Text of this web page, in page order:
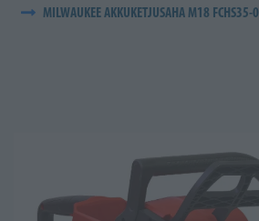
MILWAUKEE AKKUKETJUSAHA M18 FCHS35-0